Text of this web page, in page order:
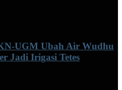
UGM Ubah Air Wudhu
Jadi Irigasi Tetes